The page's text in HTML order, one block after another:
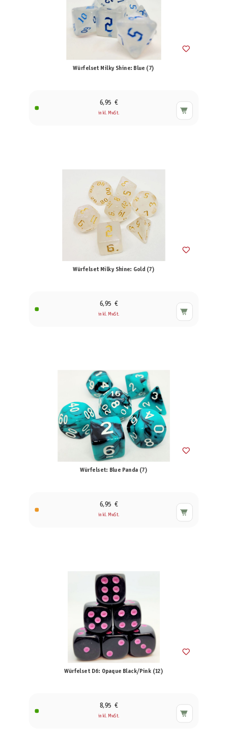
Würfelset Milky Shine: Blue (7)
6,95 €
inkl. MwSt.
Würfelset Milky Shine: Gold (7)
6,95 €
inkl. MwSt.
Würfelset: Blue Panda (7)
6,95 €
inkl. MwSt.
Würfelset D6: Opaque Black/Pink (12)
8,95 €
inkl. MwSt.